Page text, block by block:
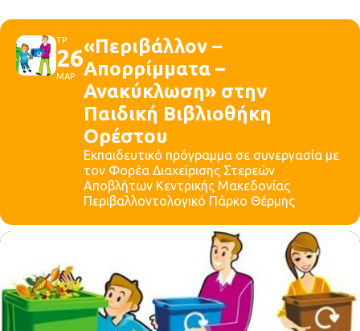
ΤΡ
26
ΜΑΡ
«Περιβάλλον –
Απορρίμματα –
Ανακύκλωση» στην
Παιδική Βιβλιοθήκη
Ορέστου
Εκπαιδευτικό πρόγραμμα σε συνεργασία με
τον Φορέα Διαχείρισης Στερεών
Αποβλήτων Κεντρικής Μακεδονίας
Περιβαλλοντολογικό Πάρκο Θέρμης